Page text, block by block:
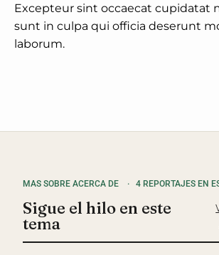
Excepteur sint occaecat cupidatat
sunt in culpa qui officia deserunt
laborum.
MAS SOBRE ACERCA DE · 4 REPORTAJES EN
Sigue el hilo en este
tema